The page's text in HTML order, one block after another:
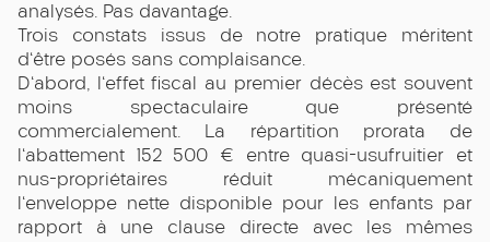
analysés. Pas davantage.
Trois constats issus de notre pratique méritent
d'être posés sans complaisance.
D'abord, l'effet fiscal au premier décès est souvent
moins spectaculaire que présenté
commercialement. La répartition prorata de
l'abattement 152 500 € entre quasi-usufruitier et
nus-propriétaires réduit mécaniquement
l'enveloppe nette disponible pour les enfants par
rapport à une clause directe avec les mêmes